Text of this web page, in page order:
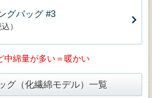
グバッグ #3
）
中綿量が多い＝暖かい
グ（化繊綿モデル）一覧